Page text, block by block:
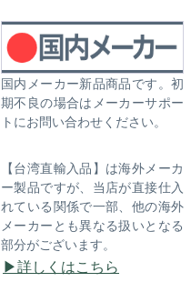
国内メーカー新品商品です。初
期不良の場合はメーカーサポー
トにお問い合わせください。
【台湾直輸入品】は海外メーカ
ー製品ですが、当店が直接仕入
れている関係で一部、他の海外
メーカーとも異なる扱いとなる
部分がございます。
詳しくはこちら